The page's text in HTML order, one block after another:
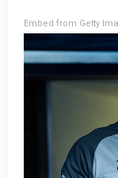
Embed from Getty